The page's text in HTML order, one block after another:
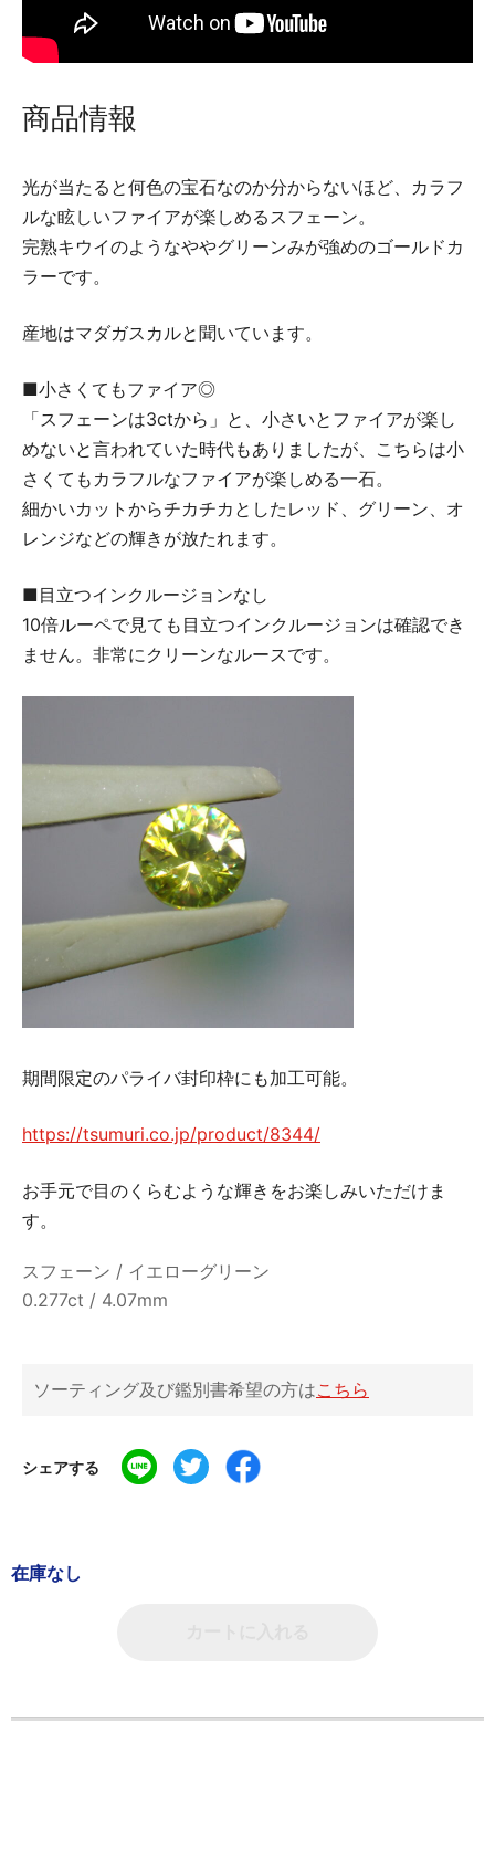
商品情報
光が当たると何色の宝石なのか分からないほど、カラフ
ルな眩しいファイアが楽しめるスフェーン。
完熟キウイのようなややグリーンみが強めのゴールドカ
ラーです。
産地はマダガスカルと聞いています。
■小さくてもファイア◎
「スフェーンは3ctから」と、小さいとファイアが楽し
めないと言われていた時代もありましたが、こちらは小
さくてもカラフルなファイアが楽しめる一石。
細かいカットからチカチカとしたレッド、グリーン、オ
レンジなどの輝きが放たれます。
■目立つインクルージョンなし
10倍ルーペで見ても目立つインクルージョンは確認でき
ません。非常にクリーンなルースです。
期間限定のパライバ封印枠にも加工可能。
https://tsumuri.co.jp/product/8344/
お手元で目のくらむような輝きをお楽しみいただけま
す。
スフェーン / イエローグリーン
0.277ct / 4.07mm
ソーティング及び鑑別書希望の方はこちら
シェアする
在庫なし